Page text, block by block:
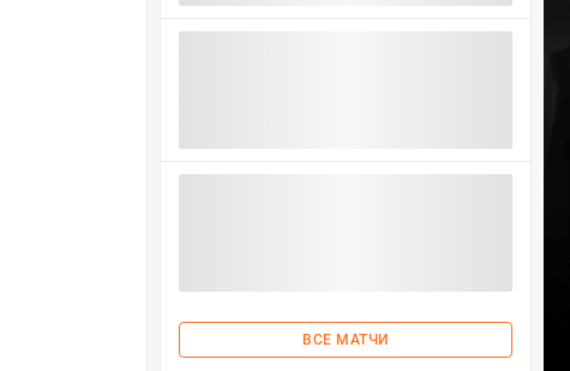
ВСЕ МАТЧИ